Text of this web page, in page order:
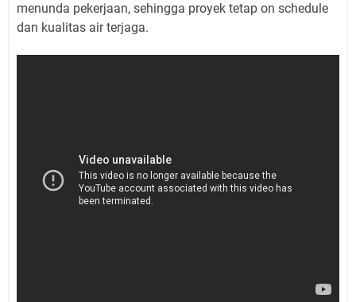
menunda pekerjaan, sehingga proyek tetap on schedule
dan kualitas air terjaga.